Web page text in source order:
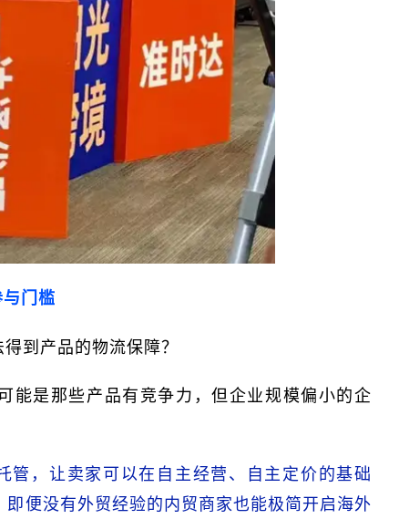
门槛
到产品的物流保障？
能是那些产品有竞争力，但企业规模偏小的企
，让卖家可以在自主经营、自主定价的基础
便没有外贸经验的内贸商家也能极简开启海外